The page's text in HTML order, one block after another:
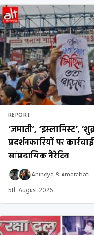
REPORT
‘जमाती’, ‘इस्लामिस्ट’,
प्रदर्शनकारियों पर
सांप्रदायिक नैरेटिव
Anindya &Amarabati
5th August 2026